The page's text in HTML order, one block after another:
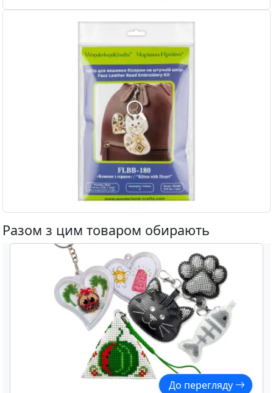
Разом з цим товаром обирають
До перегляду